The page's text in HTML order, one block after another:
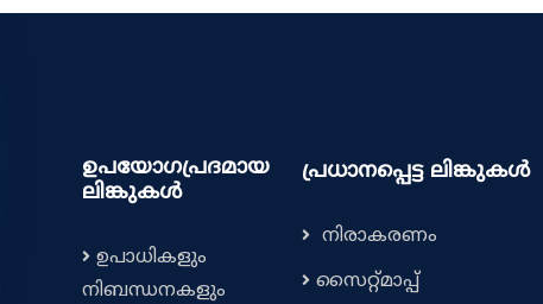
ഉപയോഗപ്രദമായ
ലിങ്കുകൾ
ഉപാധികളും
നിബന്ധനകളും
പ്രധാനപ്പെട്ട ലിങ്കുകൾ
നിരാകരണം
സൈറ്റ്മാപ്പ്